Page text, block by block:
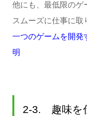
他にも、最低限のゲ
スムーズに仕事に取
一つのゲームを開発
明
2-3. 趣味を